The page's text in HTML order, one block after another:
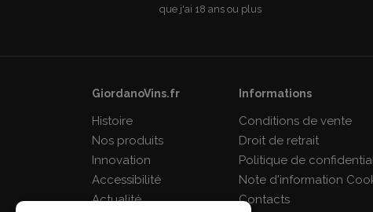
que j'ai 18 ans ou plus
GiordanoVins.fr
Histoire
Nos produits
Innovation
Accessibilité
Actualité
Informations
Conditions de vente
Droit de retrait
Politique de
Note d'information
Contacts